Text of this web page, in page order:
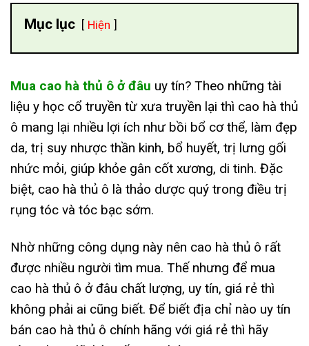
Mục lục Hiện
Mua cao hà thủ ô ở đâu uy tín? Theo những tài
liệu y học cổ truyền từ xưa truyền lại thì cao hà thủ
ô mang lại nhiều lợi ích như bồi bổ cơ thể, làm đẹp
da, trị suy nhược thần kinh, bổ huyết, trị lưng gối
nhức mỏi, giúp khỏe gân cốt xương, di tinh. Đặc
biệt, cao hà thủ ô là thảo dược quý trong điều trị
rụng tóc và tóc bạc sớm.
Nhờ những công dụng này nên cao hà thủ ô rất
được nhiều người tìm mua. Thế nhưng để mua
cao hà thủ ô ở đâu chất lượng, uy tín, giá rẻ thì
không phải ai cũng biết. Để biết địa chỉ nào uy tín
bán cao hà thủ ô chính hãng với giá rẻ thì hãy